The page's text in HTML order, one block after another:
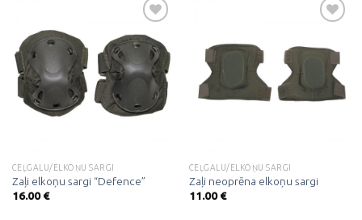
Pievienot
vēlmju
sarakstam
CEĻGALU/ELKOŅU SARGI
Zaļi elkoņu sargi “Defence”
16.00€
vēlmju
sarakstam
CEĻGALU/ELKOŅU SARGI
Zaļi neoprēna elkoņu sargi
11.00€